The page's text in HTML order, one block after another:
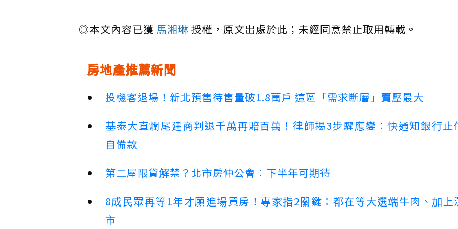
◎本文內容已獲 馬湘琳 授權，原文出處於此；未經同意禁止取用轉載。
房地產推薦新聞
投機客退場！新北預售待售量破1.8萬戶 這區「需求斷層」賣壓最大
基泰大直爛尾建商判退千萬再賠百萬！律師揭3步驟應變：快通知銀行止
自備款
第二屋限貸解禁？北市房仲公會：下半年可期待
8成民眾再等1年才願進場買房！專家指2關鍵：都在等大選端牛肉、加上
市